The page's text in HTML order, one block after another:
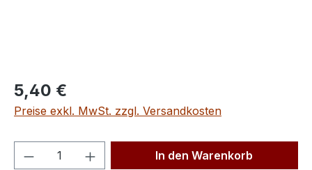
Regulärer Preis:
5,40 €
Preise exkl. MwSt. zzgl. Versandkosten
Produkt Anzahl: Gib denIn den Warenkorb